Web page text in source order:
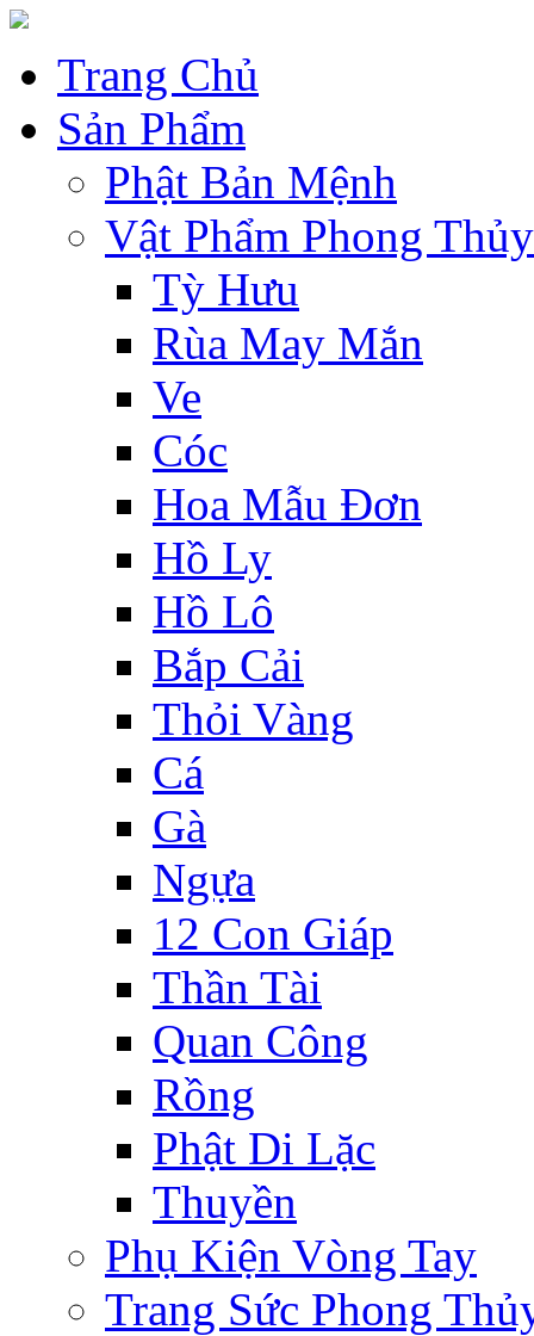
Trang Chủ
Sản Phẩm
Phật Bản Mệnh
Vật Phẩm Phong Thủy
Tỳ Hưu
Rùa May Mắn
Ve
Cóc
Hoa Mẫu Đơn
Hồ Ly
Hồ Lô
Bắp Cải
Thỏi Vàng
Cá
Gà
Ngựa
12 Con Giáp
Thần Tài
Quan Công
Rồng
Phật Di Lặc
Thuyền
Phụ Kiện Vòng Tay
Trang Sức Phong